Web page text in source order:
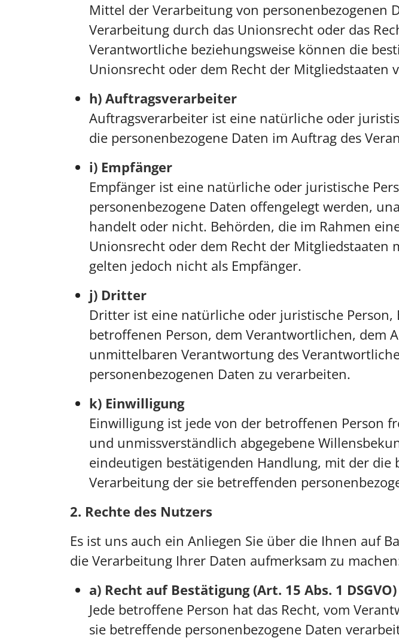
Mittel der Verarbeitung von personenbezogenen
Verarbeitung durch das Unionsrecht oder das
Verantwortliche beziehungsweise können die
Unionsrecht oder dem Recht der Mitgliedstaaten
h) Auftragsverarbeiter
Auftragsverarbeiter ist eine natürliche oder
die personenbezogene Daten im Auftrag des
i) Empfänger
Empfänger ist eine natürliche oder juristische
personenbezogene Daten offengelegt werden,
handelt oder nicht. Behörden, die im Rahmen
Unionsrecht oder dem Recht der Mitgliedstaaten
gelten jedoch nicht als Empfänger.
j) Dritter
Dritter ist eine natürliche oder juristische
betroffenen Person, dem Verantwortlichen, dem
unmittelbaren Verantwortung des
personenbezogenen Daten zu verarbeiten.
k) Einwilligung
Einwilligung ist jede von der betroffenen Person
und unmissverständlich abgegebene
eindeutigen bestätigenden Handlung, mit der die
Verarbeitung der sie betreffenden
2. Rechte des Nutzers
Es ist uns auch ein Anliegen Sie über die Ihnen auf
die Verarbeitung Ihrer Daten aufmerksam zu
a) Recht auf Bestätigung (Art. 15 Abs. 1 DSGVO)
Jede betroffene Person hat das Recht, vom
sie betreffende personenbezogene Daten